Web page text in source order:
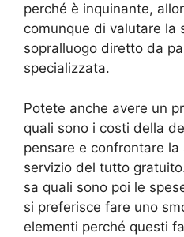
perché è inquinante,
comunque di valutare la
sopralluogo diretto da
specializzata.
Potete anche avere un
quali sono i costi della
pensare e confrontare
servizio del tutto
sa quali sono poi le
si preferisce fare uno
elementi perché questi